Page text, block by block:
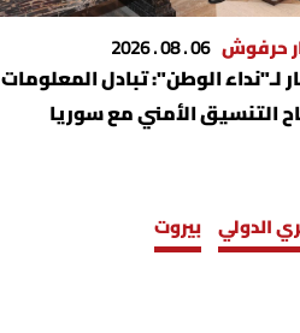
حرفوش 06 . 08 . 2026
لـ"نداء الوطن": تبادل المعلومات
التنسيق الأمني مع سوريا
الدولي بيروت